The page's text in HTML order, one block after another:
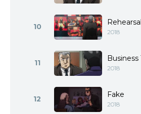
10 Rehearsal
2018
11 Business
2018
12 Fake
2018